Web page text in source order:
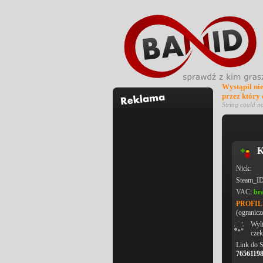
Wystąpił
przez który
String could
Nick:
VAC:
Link do